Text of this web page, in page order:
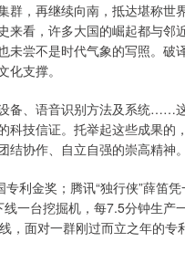
，再继续向南，抵达堪称世
看，许多大国的崛起都与邻
尝不是时代气象的写照。破
支撑。
、语音识别方法及系统……
技信证。托举起这些成果的
协作、自立自强的崇高精神。
金奖；腾讯“独行侠”薛笛凭
一台挖掘机，每7.5分钟生产
面对一群刚过而立之年的专